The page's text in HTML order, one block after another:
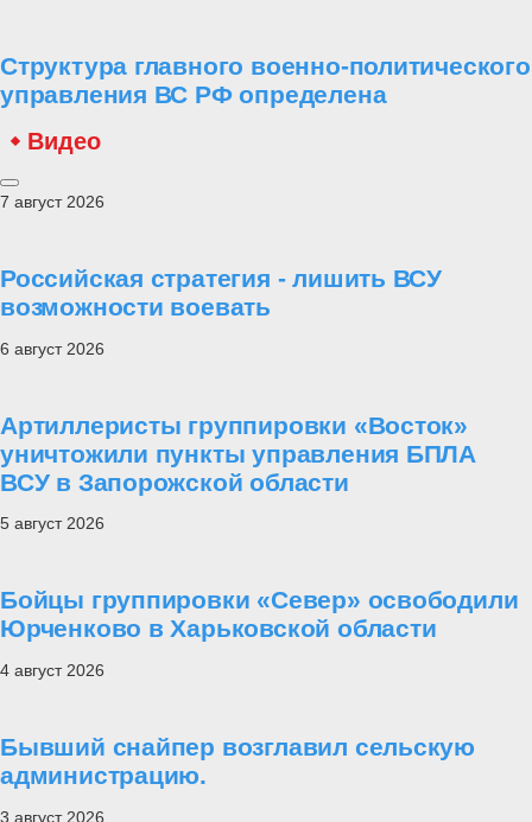
Структура главного военно-политического
управления ВС РФ определена
Видео
7 август 2026
Российская стратегия - лишить ВСУ
возможности воевать
6 август 2026
Артиллеристы группировки «Восток»
уничтожили пункты управления БПЛА
ВСУ в Запорожской области
5 август 2026
Бойцы группировки «Север» освободили
Юрченково в Харьковской области
4 август 2026
Бывший снайпер возглавил сельскую
администрацию.
3 август 2026